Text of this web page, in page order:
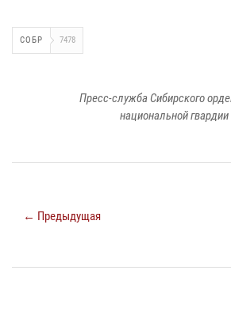
СОБР 7478
Пресс-служба Сибирского
национальной
← Предыдущая